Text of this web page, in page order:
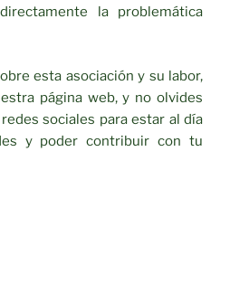
la problemática
esta asociación y su labor,
página web, y no olvides
sociales para estar al día
y poder contribuir con tu